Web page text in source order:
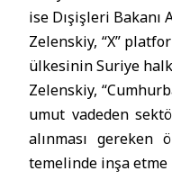
ise Dışişleri Bakanı
Zelenskiy, “X”
ülkesinin Suriye
Zelenskiy,
umut vadeden
alınması gereken
temelinde inşa etme